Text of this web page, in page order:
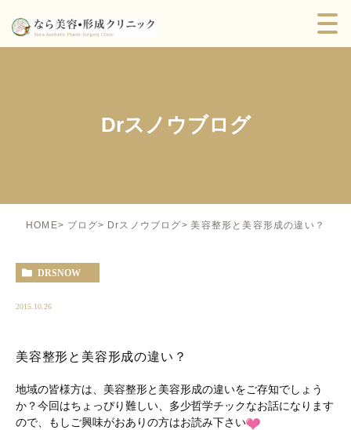
Drスノウブログ
HOME ブログ Drスノウブログ 美容整形と美容形成の違い？
DRSNOW
2015.10.26
美容整形と美容形成の違い？
地域の皆様方は、美容整形と美容形成の違いをご存知でしょう
か？今回はちょっぴり難しい、多少哲学チックなお話になります
ので、もしご興味がおありの方はお読み下さい